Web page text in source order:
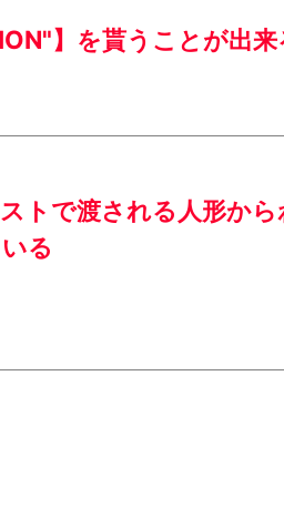
】を貰うことが出来
トで渡される人形か
る